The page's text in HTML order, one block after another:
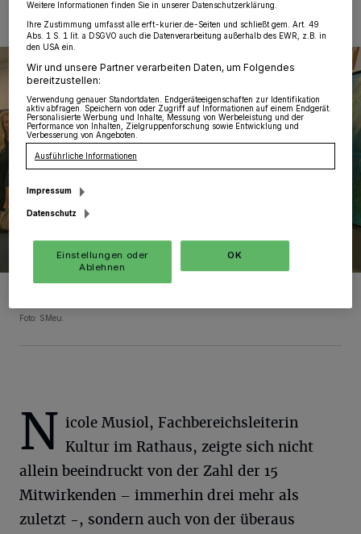
Foto: SMeu.
N icole Musiol, Fachbereichsleiterin
Kultur im Rathaus, zeigte sich nicht
allein beeindruckt von der Zahl der 15
Mitwirkenden – immerhin drei mehr als
zuletzt -, sondern auch von der überaus
Weitere Informationen finden Sie in unserer Datenschutzerklärung.
Ihre Zustimmung umfasst alle erft-kurier.de-Seiten und schließt gem. Art. 49
Abs. 1 S. 1 lit. a DSGVO auch die Datenverarbeitung außerhalb des EWR, z.B. in
den USA ein.
Wir und unsere Partner verarbeiten Daten, um Folgendes
bereitzustellen:
Verwendung genauer Standortdaten. Endgeräteeigenschaften zur Identifikation
aktiv abfragen. Speichern von oder Zugriff auf Informationen auf einem Endgerät.
Personalisierte Werbung und Inhalte, Messung von Werbeleistung und der
Performance von Inhalten, Zielgruppenforschung sowie Entwicklung und
Verbesserung von Angeboten.
Ausführliche Informationen
Impressum
Datenschutz
Einstellungen oder
Ablehnen
OK